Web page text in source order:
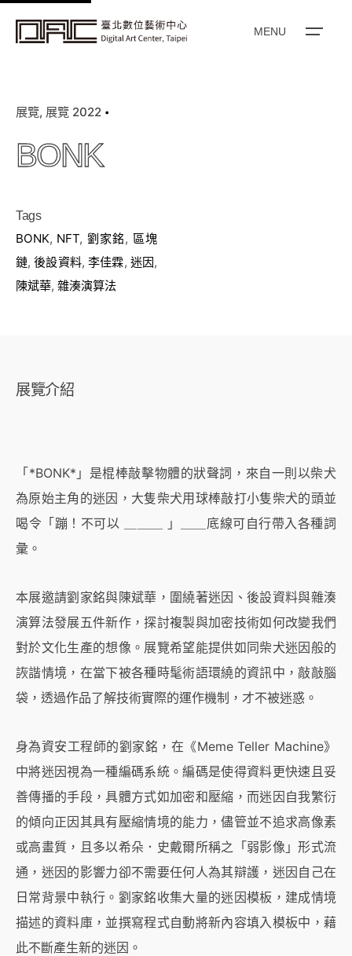
k
c
MENU
展覽 展覽 2022
BONK
Tags
BONK, NFT, 劉家銘, 區塊
鏈,後設資料,李佳霖, 迷因,
陳斌華, 雜湊演算法
展覽介紹
「*BONK*」是棍棒敲擊物體的狀聲詞，來自一則以柴犬
為原始主角的迷因，大隻柴犬用球棒敲打小隻柴犬的頭並
喝令「蹦！不可以 ＿＿＿ 」＿＿底線可自行帶入各種詞
彙。
本展邀請劉家銘與陳斌華，圍繞著迷因、後設資料與雜湊
演算法發展五件新作，探討複製與加密技術如何改變我們
對於文化生產的想像。展覽希望能提供如同柴犬迷因般的
詼諧情境，在當下被各種時髦術語環繞的資訊中，敲敲腦
袋，透過作品了解技術實際的運作機制，才不被迷惑。
身為資安工程師的劉家銘，在《Meme Teller Machine》
中將迷因視為一種編碼系統。編碼是使得資料更快速且妥
善傳播的手段，具體方式如加密和壓縮，而迷因自我繁衍
的傾向正因其具有壓縮情境的能力，儘管並不追求高像素
或高畫質，且多以希朵．史戴爾所稱之「弱影像」形式流
通，迷因的影響力卻不需要任何人為其辯護，迷因自己在
日常背景中執行。劉家銘收集大量的迷因模板，建成情境
描述的資料庫，並撰寫程式自動將新內容填入模板中，藉
此不斷產生新的迷因。